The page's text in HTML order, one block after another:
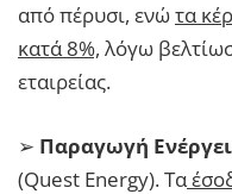
από πέρυσι, ενώτα
κατά 8%, λόγω
εταιρείας.
➢ Παραγωγή
(Quest Energy). Τα